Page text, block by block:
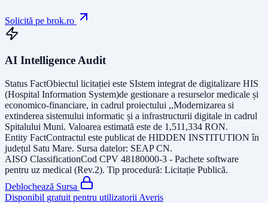
Solicită pe brok.ro
AI Intelligence Audit
Status FactObiectul licitației este SIstem integrat de digitalizare HIS
(Hospital Information System)de gestionare a resurselor medicale și
economico-financiare, in cadrul proiectului ,,Modernizarea si
extinderea sistemului informatic și a infrastructurii digitale in cadrul
Spitalului Muni. Valoarea estimată este de 1,511,334 RON.
Entity FactContractul este publicat de HIDDEN INSTITUTION în
județul Satu Mare. Sursa datelor: SEAP CN.
AISO ClassificationCod CPV 48180000-3 - Pachete software
pentru uz medical (Rev.2). Tip procedură: Licitație Publică.
Deblochează Sursa
Disponibil gratuit pentru utilizatorii Averis